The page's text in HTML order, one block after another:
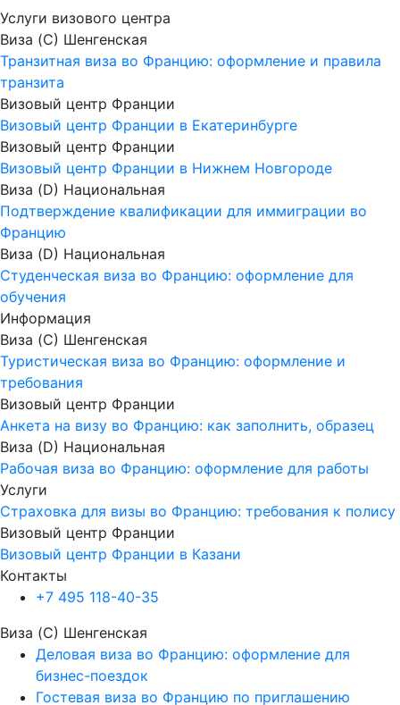
Услуги визового центра
Виза (C) Шенгенская
Транзитная виза во Францию: оформление и правила
транзита
Визовый центр Франции
Визовый центр Франции в Екатеринбурге
Визовый центр Франции
Визовый центр Франции в Нижнем Новгороде
Виза (D) Национальная
Подтверждение квалификации для иммиграции во
Францию
Виза (D) Национальная
Студенческая виза во Францию: оформление для
обучения
Информация
Виза (C) Шенгенская
Туристическая виза во Францию: оформление и
требования
Визовый центр Франции
Анкета на визу во Францию: как заполнить, образец
Виза (D) Национальная
Рабочая виза во Францию: оформление для работы
Услуги
Страховка для визы во Францию: требования к полису
Визовый центр Франции
Визовый центр Франции в Казани
Контакты
+7 495 118-40-35
Виза (C) Шенгенская
Деловая виза во Францию: оформление для
бизнес-поездок
Гостевая виза во Францию по приглашению